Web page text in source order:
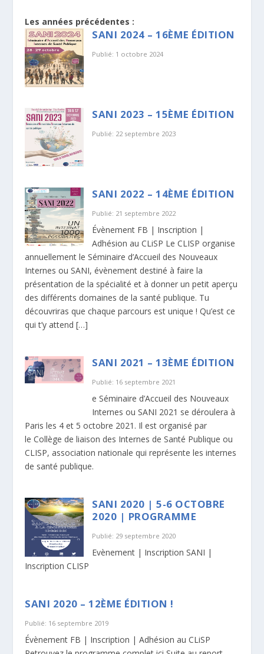
Les années précédentes :
SANI 2024 – 16ÈME ÉDITION
Publié: 1 octobre 2024
SANI 2023 – 15ÈME ÉDITION
Publié: 22 septembre 2023
SANI 2022 – 14ÈME ÉDITION
Publié: 21 septembre 2022
Évènement FB | Inscription |
Adhésion au CLiSP Le CLISP organise
annuellement le Séminaire d’Accueil des Nouveaux
Internes ou SANI, évènement destiné à faire la
présentation de la spécialité et à donner un petit aperçu
des différents domaines de la santé publique. Tu
découvriras que chaque parcours est unique ! Qu’est ce
qui t’y attend […]
SANI 2021 – 13ÈME ÉDITION
Publié: 16 septembre 2021
e Séminaire d’Accueil des Nouveaux
Internes ou SANI 2021 se déroulera à
Paris les 4 et 5 octobre 2021. Il est organisé par
le Collège de liaison des Internes de Santé Publique ou
CLISP, association nationale qui représente les internes
de santé publique.
SANI 2020 | 5-6 OCTOBRE
2020 | PROGRAMME
Publié: 29 septembre 2020
Evènement | Inscription SANI |
Inscription CLISP
SANI 2020 – 12ÈME ÉDITION !
Publié: 16 septembre 2019
Évènement FB | Inscription | Adhésion au CLiSP